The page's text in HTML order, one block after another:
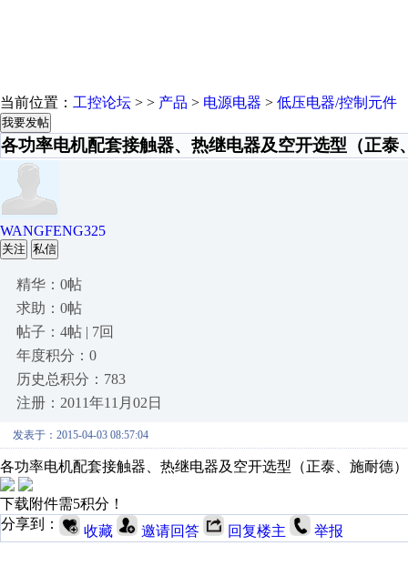
当前位置： 工控论坛 > > 产品 > 电源电器 > 低压电器/控制元件
我要发帖
各功率电机配套接触器、热继电器及空开选型（正泰
WANGFENG325
关注 私信
精华：0帖
求助：0帖
帖子：4帖 | 7回
年度积分：0
历史总积分：783
注册：2011年11月02日
发表于：2015-04-03 08:57:04
各功率电机配套接触器、热继电器及空开选型（正泰、施耐德
下载附件需5积分！
分享到：
收藏 邀请回答 回复楼主 举报